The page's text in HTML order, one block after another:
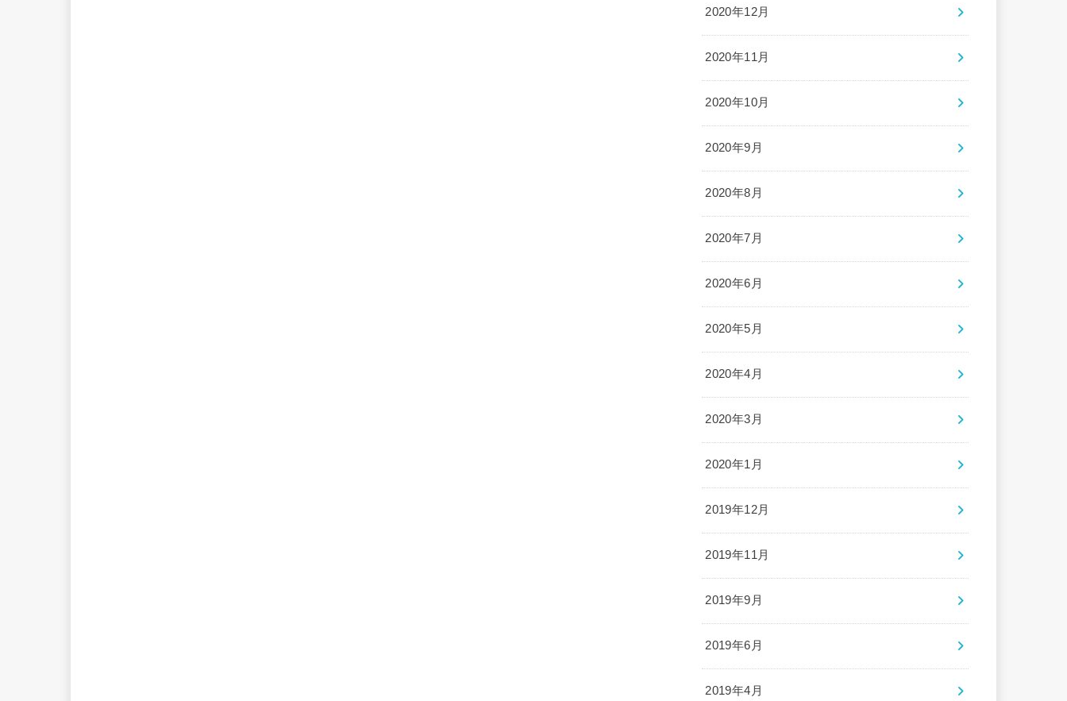
2020年12月
2020年11月
2020年10月
2020年9月
2020年8月
2020年7月
2020年6月
2020年5月
2020年4月
2020年3月
2020年1月
2019年12月
2019年11月
2019年9月
2019年6月
2019年4月